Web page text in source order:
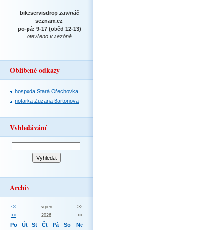
bikeservisdrop zavináč
seznam.cz
po-pá: 9-17 (oběd 12-13)
otevřeno v sezóně
Oblíbené odkazy
hospoda Stará Ořechovka
notářka Zuzana Bartoňová
Vyhledávání
Archiv
<< srpen
>>
<<
2026 >>
Po Út St Čt Pá So Ne